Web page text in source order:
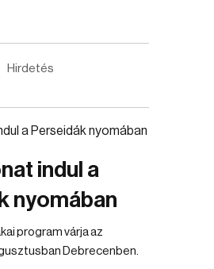
Hirdetés
indul a
nyomában
program várja az
Debrecenben.